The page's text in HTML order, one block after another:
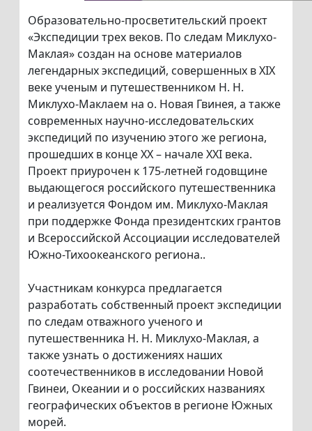
Образовательно-просветительский проект
«Экспедиции трех веков. По следам Миклухо-
Маклая» создан на основе материалов
легендарных экспедиций, совершенных в XIX
веке ученым и путешественником Н. Н.
Миклухо-Маклаем на о. Новая Гвинея, а также
современных научно-исследовательских
экспедиций по изучению этого же региона,
прошедших в конце XX – начале XXI века.
Проект приурочен к 175-летней годовщине
выдающегося российского путешественника
и реализуется Фондом им. Миклухо-Маклая
при поддержке Фонда президентских грантов
и Всероссийской Ассоциации исследователей
Южно-Тихоокеанского региона..
Участникам конкурса предлагается
разработать собственный проект экспедиции
по следам отважного ученого и
путешественника Н. Н. Миклухо-Маклая, а
также узнать о достижениях наших
соотечественников в исследовании Новой
Гвинеи, Океании и о российских названиях
географических объектов в регионе Южных
морей.